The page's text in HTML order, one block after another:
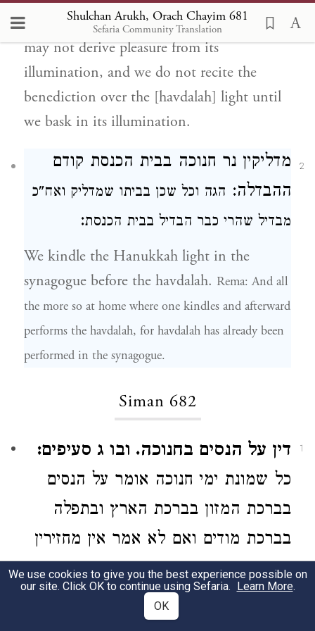
Shulchan Arukh, Orach Chayim 681
Sefaria Community Translation
havdalah with the Hanukkah light, for we
may not derive pleasure from its
illumination, and we do not recite the
benediction over the [havdalah] light until
we bask in its illumination.
2 מדליקין נר חנוכה בבית הכנסת קודם
ההבדלה: הגה וכל שכן בביתו שמדליק ואח"כ
מבדיל שהרי כבר הבדיל בבית הכנסת:
We kindle the Hanukkah light in the
synagogue before the havdalah. Rema: And all
the more so at home where one kindles and afterward
performs the havdalah, for havdalah has already been
performed in the synagogue.
Siman 682
1
דין על הנסים בחנוכה. ובו ג סעיפים:
כל שמונת ימי חנוכה אומר על הנסים
בברכת המזון בברכת הארץ ובתפלה
בברכת מודים ואם לא אמר אין מחזירין
אותו[וע"ל סי' רצ"ד סעיף ד' וה'] ומיהו אם
נזכר באותה ברכה כל זמן שלא הזכיר
We use cookies to give you the best experience possible on
our site. Click OK to continue using Sefaria. Learn More.
OK